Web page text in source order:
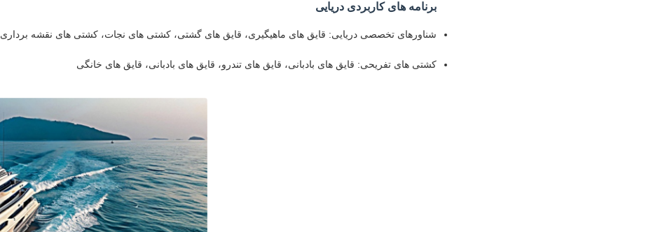
برنامه های کاربردی دریایی
شناورهای تخصصی دریایی: قایق های ماهیگیری، قایق های گشتی، کشتی های نجات، کشتی های نقشه برداری
کشتی های تفریحی: قایق های بادبانی، قایق های تندرو، قایق های بادبانی، قایق های خانگی